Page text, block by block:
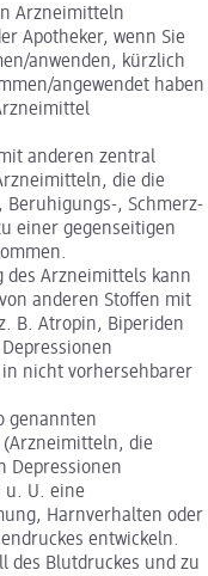
Arzneimitteln
Apotheker, wenn Sie
anwenden, kürzlich
angewendet haben
anderen zentral
die die
Beruhigungs-, Schmerz-
einer gegenseitigen
Arzneimittels kann
anderen Stoffen mit
B. Atropin, Biperiden
in nicht vorhersehbarer
genannten
(Arzneimitteln, die
Depressionen
u. U. eine
Harnverhalten oder
entwickeln.
des Blutdruckes und zu